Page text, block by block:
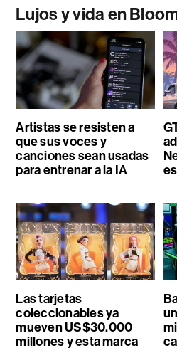
Lujos y vida en
Artistas se resisten a
que sus voces y
canciones sean usadas
para entrenar a la IA
Las tarjetas
coleccionables ya
mueven US$30.000
millones y esta marca